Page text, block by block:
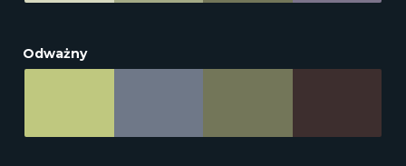
Odważny